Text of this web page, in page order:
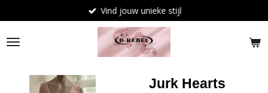
direct
naar
de
Vind jouw unieke stijl
Jurk Hearts